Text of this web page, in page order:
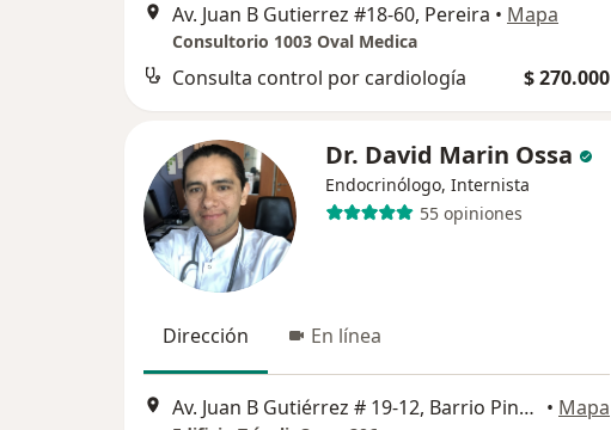
Av. Juan B Gutierrez #18-60, Pereira • Mapa
Consultorio 1003 Oval Medica
Consulta control por cardiología $ 270.000
Dr. David Marin Ossa
Endocrinólogo, Internista
55 opiniones
Dirección En línea
Av. Juan B Gutiérrez # 19-12, Barrio Pinares, Edificio Trípoli, Consultorio 206,, Pereira • Mapa